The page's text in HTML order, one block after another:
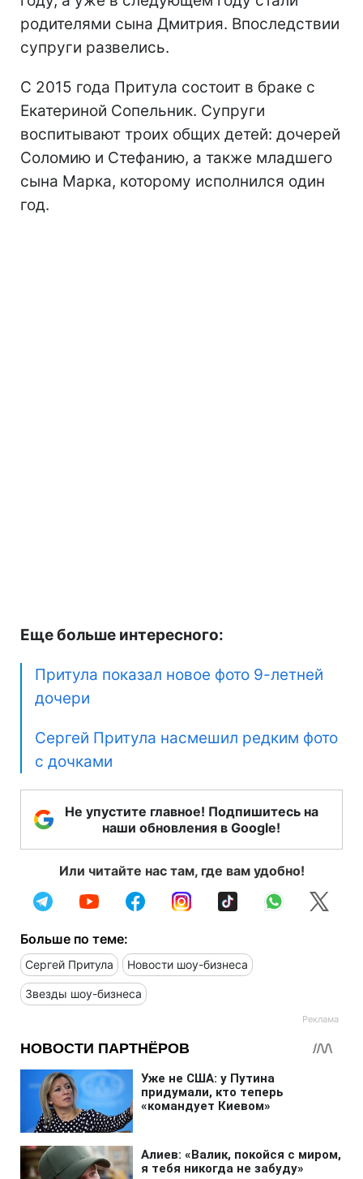
родителями сына Дмитрия. Впоследствии
супруги развелись.
С 2015 года Притула состоит в браке с
Екатериной Сопельник. Супруги
воспитывают троих общих детей: дочерей
Соломию и Стефанию, а также младшего
сына Марка, которому исполнился один
год.
Еще больше интересного:
Притула показал новое фото 9-летней
дочери
Сергей Притула насмешил редким фото
с дочками
Не упустите главное! Подпишитесь на
наши обновления в Google!
Или читайте нас там, где вам удобно!
Больше по теме:
Сергей Притула Новости шоу-бизнеса
Звезды шоу-бизнеса